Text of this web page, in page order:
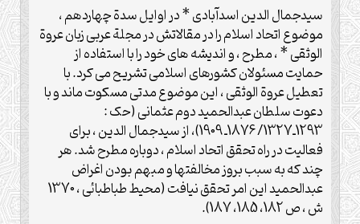
سیدجمال الدین اسدآبادی * در اوایل سدة چهاردهم ،
موضوع اتحاد اسلام را در مقالاتش در مجلة عربی زبان عروة
الوثقی * ، مطرح ، و اندیشه های خود را با استفاده از
حمایت مسئولان کشورهای اسلامی تشریح می کرد. با
تعطیل عروة الوثقی ، این موضوع مدتی مسکوت ماند و با
دعوت سلطان عبدالحمید دوم عثمانی (حک :
1293ـ1327/ 1876ـ 1909)، از سیدجمال الدین ، برای
فعالیت در راه تحقق اتحاد اسلام ، دوباره مطرح شد. هر
چند که به سبب بروز مخالفتها و مبهم بودن اغراض
عبدالحمید این امر تحقق نیافت (محیط طباطبائی ، 1370
ش ، ص 182، 185، 187).